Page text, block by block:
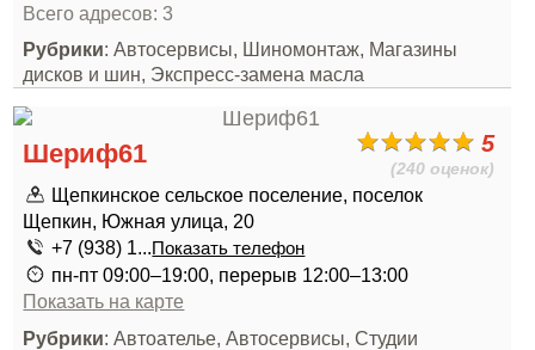
Всего адресов: 3
Рубрики: Автосервисы, Шиномонтаж, Магазины
дисков и шин, Экспресс-замена масла
5
(240 оценок)
Шериф61
Щепкинское сельское поселение, поселок
Щепкин, Южная улица, 20
+7 (938) 1...Показать телефон
пн-пт 09:00–19:00, перерыв 12:00–13:00
Показать на карте
Рубрики: Автоателье, Автосервисы, Студии